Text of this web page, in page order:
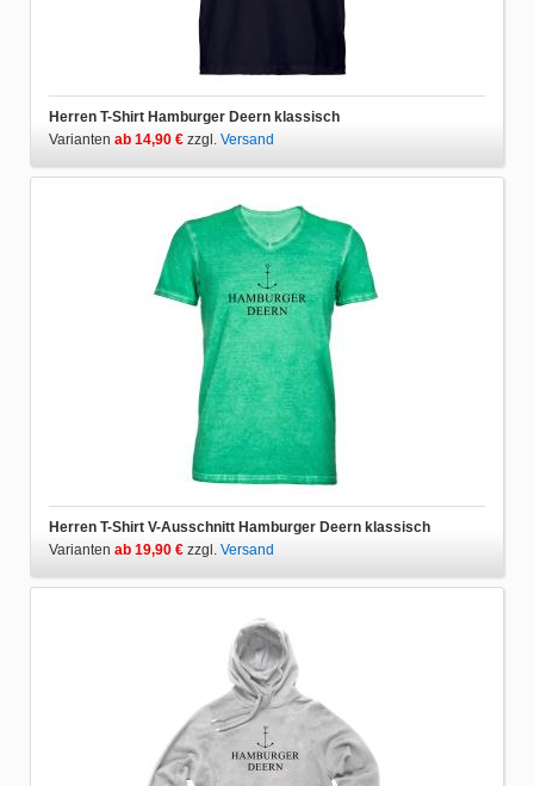
Herren T-Shirt Hamburger Deern klassisch
Varianten ab 14,90 € zzgl. Versand
Herren T-Shirt V-Ausschnitt Hamburger Deern klassisch
Varianten ab 19,90 € zzgl. Versand